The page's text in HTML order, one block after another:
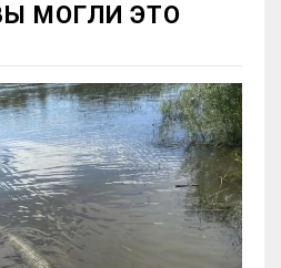
МОГЛИ ЭТО